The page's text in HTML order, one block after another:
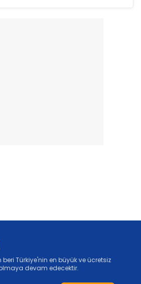
Türkiye'nin en büyük ve ücretsiz
devam edecektir.